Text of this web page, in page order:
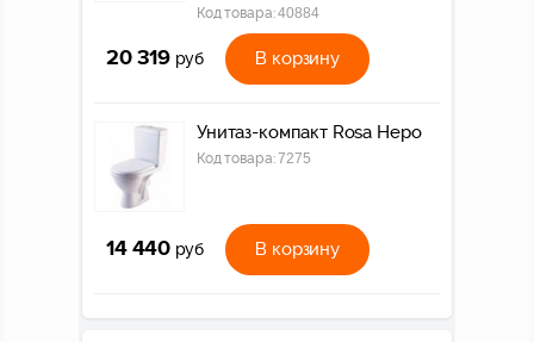
Код товара:40884
20 319 руб В корзину
Унитаз-компакт Rosa Неро
Код товара:7275
14 440 руб В корзину